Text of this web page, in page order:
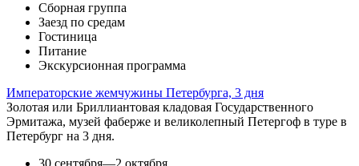
Сборная группа
Заезд по средам
Гостиница
Питание
Экскурсионная программа
Императорские жемчужины Петербурга, 3 дня
Золотая или Бриллиантовая кладовая Государственного
Эрмитажа, музей фаберже и великолепный Петергоф в туре в
Петербург на 3 дня.